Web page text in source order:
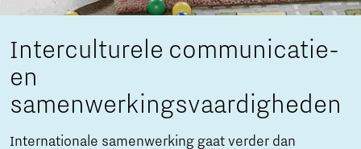
Interculturele communicatie-
en
samenwerkingsvaardigheden
Internationale samenwerking gaat verder dan